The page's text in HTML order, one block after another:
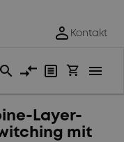
Layer-
mit